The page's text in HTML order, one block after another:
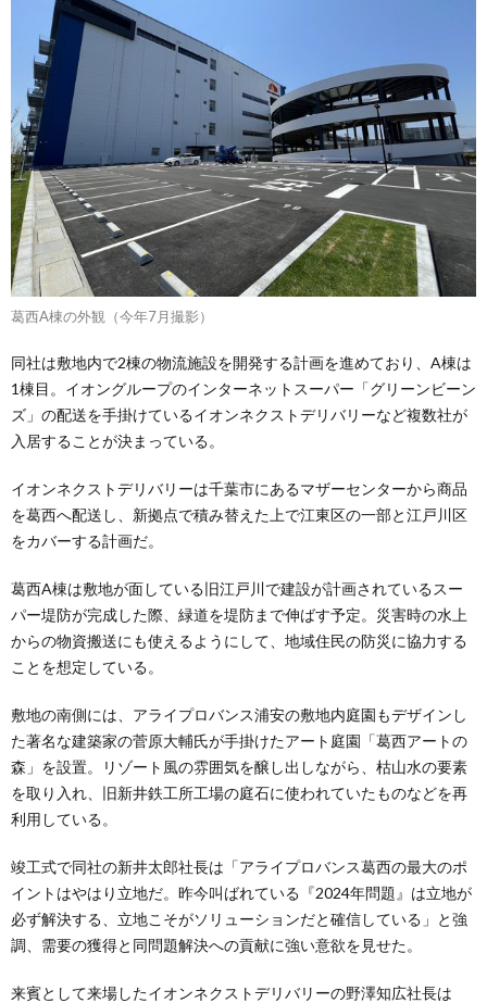
葛西A棟の外観（今年7月撮影）
同社は敷地内で2棟の物流施設を開発する計画を進めており、A棟は
1棟目。イオングループのインターネットスーパー「グリーンビーン
ズ」の配送を手掛けているイオンネクストデリバリーなど複数社が
入居することが決まっている。
イオンネクストデリバリーは千葉市にあるマザーセンターから商品
を葛西へ配送し、新拠点で積み替えた上で江東区の一部と江戸川区
をカバーする計画だ。
葛西A棟は敷地が面している旧江戸川で建設が計画されているスー
パー堤防が完成した際、緑道を堤防まで伸ばす予定。災害時の水上
からの物資搬送にも使えるようにして、地域住民の防災に協力する
ことを想定している。
敷地の南側には、アライプロバンス浦安の敷地内庭園もデザインし
た著名な建築家の菅原大輔氏が手掛けたアート庭園「葛西アートの
森」を設置。リゾート風の雰囲気を醸し出しながら、枯山水の要素
を取り入れ、旧新井鉄工所工場の庭石に使われていたものなどを再
利用している。
竣工式で同社の新井太郎社長は「アライプロバンス葛西の最大のポ
イントはやはり立地だ。昨今叫ばれている『2024年問題』は立地が
必ず解決する、立地こそがソリューションだと確信している」と強
調、需要の獲得と同問題解決への貢献に強い意欲を見せた。
来賓として来場したイオンネクストデリバリーの野澤知広社長は